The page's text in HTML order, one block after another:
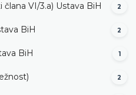
VI/3.а) Ustava BiH 2
BiH 2
BiH 1
2